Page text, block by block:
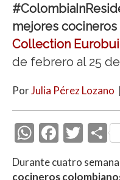
mejores
Collection
de febrero al 25
PorJulia Pérez Lozano |
W
h
at
F
ac
e
T
itt
C
Durante cuatro
cocineros